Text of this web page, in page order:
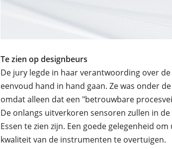
Te zien op designbeurs
De jury legde in haar verantwoording over
eenvoud hand in hand gaan. Ze was onder
omdat alleen dat een "betrouwbare
De onlangs uitverkoren sensoren zullen in
Essen te zien zijn. Een goede gelegenheid
kwaliteit van de instrumenten te overtuigen.